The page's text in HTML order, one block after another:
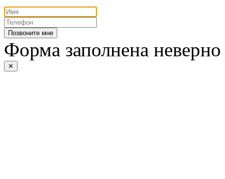
Позвоните мне
Форма заполнена неверно
✕